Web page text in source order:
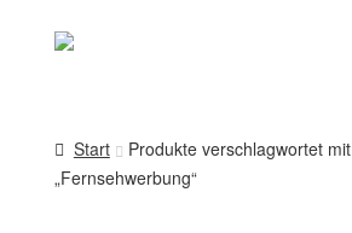
Zur
Zum
Aufzeichnungs-Service
Start
Produkte verschlagwortet mit
„Fernsehwerbung“